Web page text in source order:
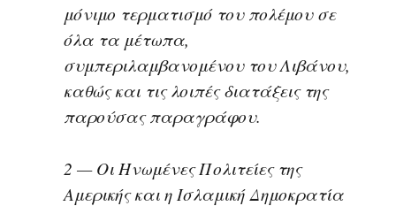
μόνιμο τερματισμό του πολέμου σε
όλα τα μέτωπα,
συμπεριλαμβανομένου του Λιβάνου,
καθώς και τις λοιπές διατάξεις της
παρούσας παραγράφου.
2 — Οι Ηνωμένες Πολιτείες της
Αμερικής και η Ισλαμική Δημοκρατία